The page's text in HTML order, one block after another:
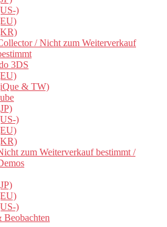
)
/ Nicht zum Weiterverkauf
3DS
& TW)
)
zum Weiterverkauf bestimmt /
)
Beobachten